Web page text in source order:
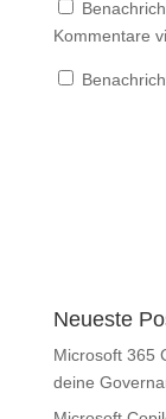
Kommentare
Neueste
Microsoft 365
deine